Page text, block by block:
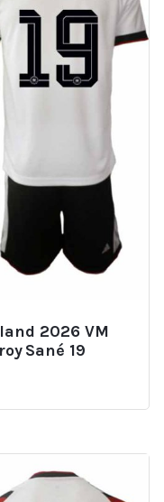
2026 VM
Sané 19